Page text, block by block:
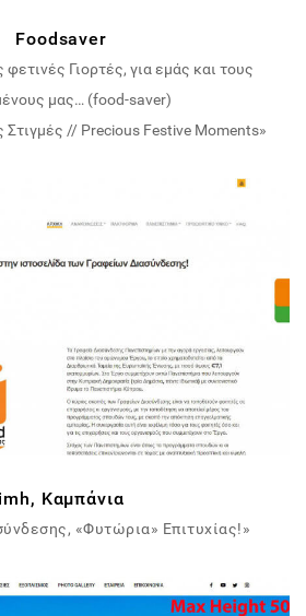
Foodsaver
Γιορτές, για εμάς και τους
μας… (food-saver)
Στιγμές // Precious Festive Moments»
imh, Καμπάνια
«Φυτώρια» Επιτυχίας!»